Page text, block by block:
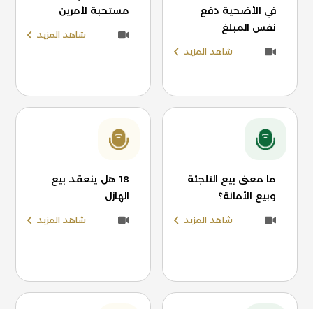
في الأضحية دفع
نفس المبلغ
شاهد المزيد
مستحبة لأمرين
شاهد المزيد
ما معنى بيع التلجئة
وبيع الأمانة؟
شاهد المزيد
18 هل ينعقد بيع
الهازل
شاهد المزيد